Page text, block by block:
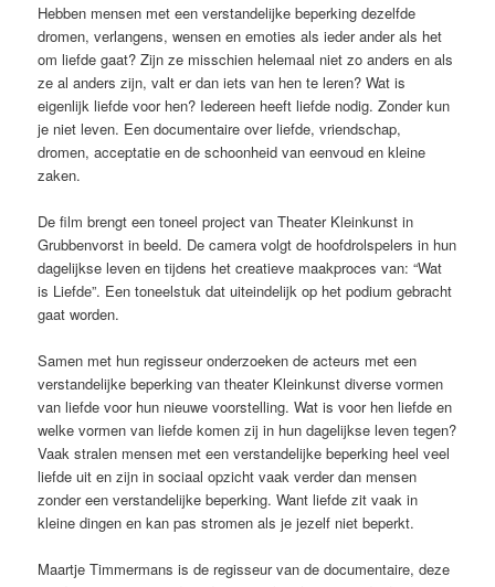
Hebben mensen met een verstandelijke beperking dezelfde
dromen, verlangens, wensen en emoties als ieder ander als het
om liefde gaat? Zijn ze misschien helemaal niet zo anders en als
ze al anders zijn, valt er dan iets van hen te leren? Wat is
eigenlijk liefde voor hen? Iedereen heeft liefde nodig. Zonder kun
je niet leven. Een documentaire over liefde, vriendschap,
dromen, acceptatie en de schoonheid van eenvoud en kleine
zaken.
De film brengt een toneel project van Theater Kleinkunst in
Grubbenvorst in beeld. De camera volgt de hoofdrolspelers in hun
dagelijkse leven en tijdens het creatieve maakproces van: “Wat
is Liefde”. Een toneelstuk dat uiteindelijk op het podium gebracht
gaat worden.
Samen met hun regisseur onderzoeken de acteurs met een
verstandelijke beperking van theater Kleinkunst diverse vormen
van liefde voor hun nieuwe voorstelling. Wat is voor hen liefde en
welke vormen van liefde komen zij in hun dagelijkse leven tegen?
Vaak stralen mensen met een verstandelijke beperking heel veel
liefde uit en zijn in sociaal opzicht vaak verder dan mensen
zonder een verstandelijke beperking. Want liefde zit vaak in
kleine dingen en kan pas stromen als je jezelf niet beperkt.
Maartje Timmermans is de regisseur van de documentaire, deze